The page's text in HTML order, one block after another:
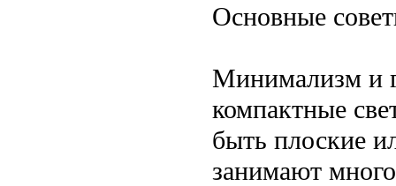
Основные
Минимализм и
компактные
быть плоские
занимают